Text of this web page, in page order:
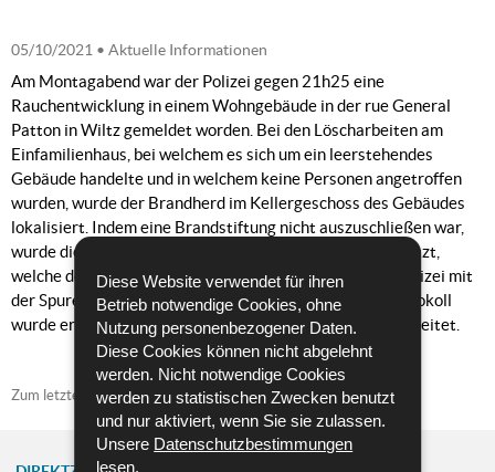
Diese Website verwendet für ihren
Betrieb notwendige Cookies, ohne
Nutzung personenbezogener Daten.
Diese Cookies können nicht abgelehnt
werden. Nicht notwendige Cookies
werden zu statistischen Zwecken benutzt
und nur aktiviert, wenn Sie sie zulassen.
Unsere Datenschutzbestimmungen
lesen.
05/10/2021 • Aktuelle Informationen
Am Montagabend war der Polizei gegen 21h25 eine
Rauchentwicklung in einem Wohngebäude in der rue General
Patton in Wiltz gemeldet worden. Bei den Löscharbeiten am
Einfamilienhaus, bei welchem es sich um ein leerstehendes
Gebäude handelte und in welchem keine Personen angetroffen
wurden, wurde der Brandherd im Kellergeschoss des Gebäudes
lokalisiert. Indem eine Brandstiftung nicht auszuschließen war,
wurde die Staatsanwaltschaft Diekirch in Kenntnis gesetzt,
welche den Mess- und Erkennungsdienst der Kriminalpolizei mit
der Spurenuntersuchung am Brandort betraute. Ein Protokoll
wurde errichtet und diesbezüglichen Ermittlungen eingeleitet.
Zum letzten Mal aktualisiert am26/10/2021